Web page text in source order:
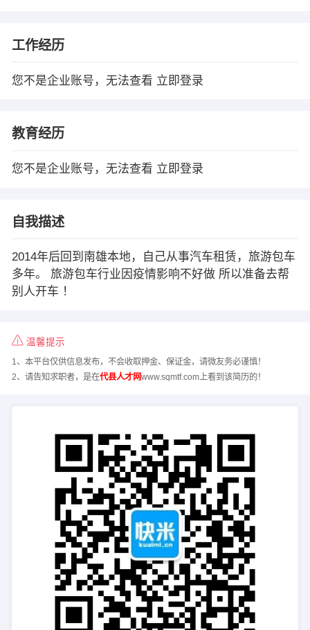
工作经历
您不是企业账号，无法查看 立即登录
教育经历
您不是企业账号，无法查看 立即登录
自我描述
2014年后回到南雄本地，自己从事汽车租赁，旅游包车
多年。 旅游包车行业因疫情影响不好做 所以准备去帮
别人开车 ！
温馨提示
1、本平台仅供信息发布，不会收取押金、保证金，请微友务必谨慎！
2、请告知求职者，是在代县人才网www.sqmtf.com上看到该简历的！